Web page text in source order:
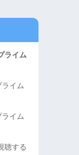
ライム
イム
イム
聴する